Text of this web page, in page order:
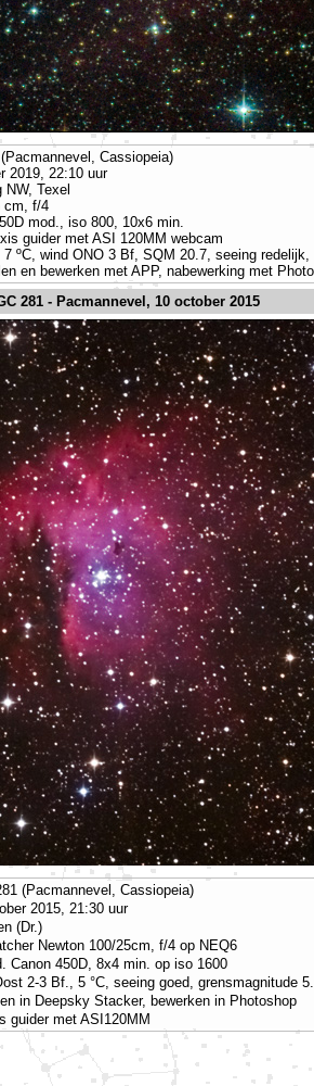
Cassiopeia)
2019, 22:10 uur
NW, Texel
cm, f/4
mod., iso 800, 10x6 min.
guider met ASI 120MM webcam
ºC, wind ONO 3 Bf, SQM 20.7, seeing redelijk,
en bewerken met APP, nabewerking met
281 - Pacmannevel, 10 october 2015
(Pacmannevel, Cassiopeia)
2015, 21:30 uur
(Dr.)
Newton 100/25cm, f/4 op NEQ6
Canon 450D, 8x4 min. op iso 1600
2-3 Bf., 5 °C, seeing goed, grensmagnitude
in Deepsky Stacker, bewerken in Photoshop
guider met ASI120MM